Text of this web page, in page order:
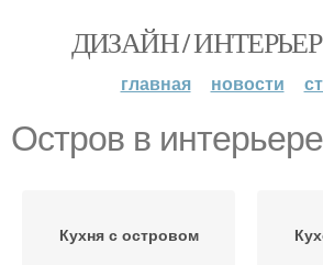
ДИЗАЙН /
главная новости
Остров в интерьере
Кухня с островом